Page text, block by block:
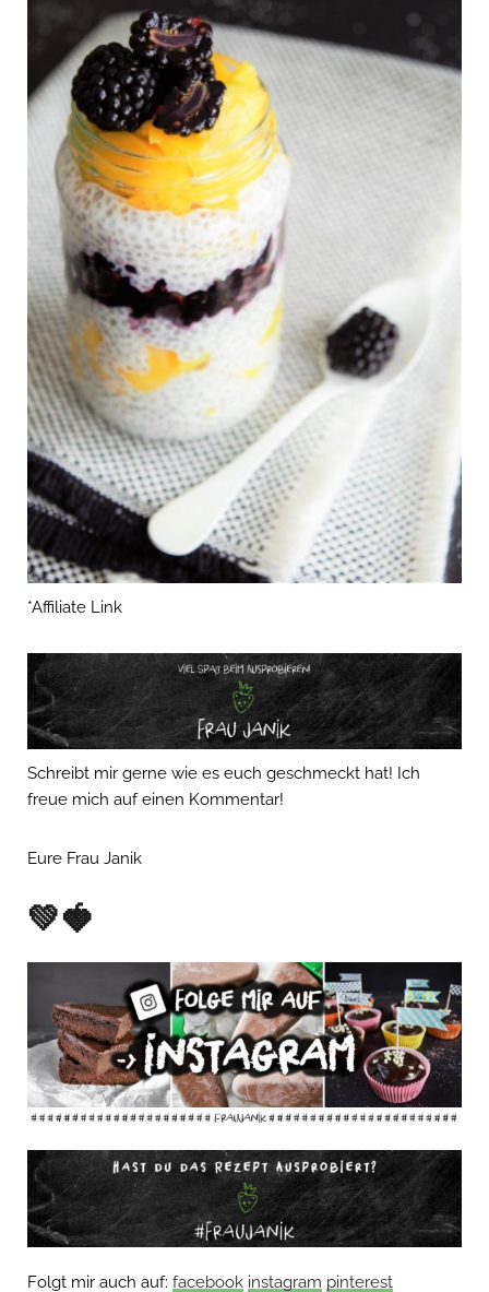
*Affiliate Link
Schreibt mir gerne wie es euch geschmeckt hat! Ich
freue mich auf einen Kommentar!
Eure Frau Janik
💚🍓
Folgt mir auch auf: facebook instagram pinterest